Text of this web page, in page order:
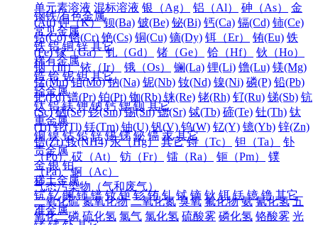
单元素溶液 混标溶液 银（Ag） 铝（Al） 砷（As）
金
(Au) 钾（K） 钡(Ba) 铍(Be) 铋(Bi) 钙(Ca) 镉(Cd) 铈(Ce)
钴(Co) 铬(Cr) 铯(Cs) 铜(Cu) 镝(Dy) 铒（Er） 铕(Eu) 铁
(Fe) 镓（Ga） 钆（Gd） 锗（Ge） 铪（Hf）
钬（Ho）
铟（In） 铱（Ir） 锇（Os） 镧(La) 锂(Li) 镥(Lu) 镁(Mg)
锰(Mn) 钼(Mo) 钠(Na) 铌(Nb) 钕(Nd) 镍(Ni) 磷(P) 铅(Pb)
钯(Pd) 镨(Pr) 铂(Pt) 铷(Rb) 铼(Re) 铑(Rh) 钌(Ru) 锑(Sb) 钪
(Sc) 硒(Se) 钐(Sm) 锡(Sn) 锶(Sr) 铽(Tb) 碲(Te) 钍(Th) 钛
(Ti) 铊(Tl) 铥(Tm) 铀(U) 钒(V) 钨(W) 钇(Y) 镱(Yb) 锌(Zn)
锆(Zr) 铵(NH4) 汞（Hg） 其它 锝（Tc） 钽（Ta）
钋
（Po） 砹（At） 钫（Fr） 镭（Ra） 钷（Pm）
镤
（Pa） 锕（Ac）
气态污染物（气和废气）
二氧化硫 氮氧化物 二氧化氮 臭氧 氟化物 氨 氰化氢 五
氧化二磷 硫化氢 氯气 氯化氢 硫酸雾 磷化氢 铬酸雾 光
钢铁/有色金属
常见金属
铁 铝 铜 锌 其它
稀有金属
锆 铪 铌 钽 其它
轻金属
钛 铝 镁 钾 钠 钙 锶 钡 其它
重金属
铜 镍 钴 铅 锌 锡 锑 铋 镉 汞 其它
贵金属
金 银 铂
稀土金属
钪 钇 镧 铈 镨 钕 钷 钐 铕 钆 铽 镝 钬 铒 铥 镱 镥 其它
准金属